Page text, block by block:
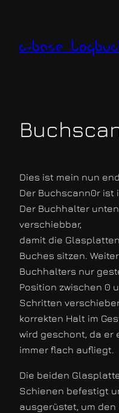
springen
c-base
Dies ist mein nun
Der Buchscann0r ist
Der Buchhalter
verschiebbar,
damit die
Buches sitzen.
Buchhalters nur
Position zwischen 0
Schritten
korrekten Halt im
wird geschont, da er
immer flach aufliegt.
Die beiden
Schienen befestigt
ausgerüstet, um